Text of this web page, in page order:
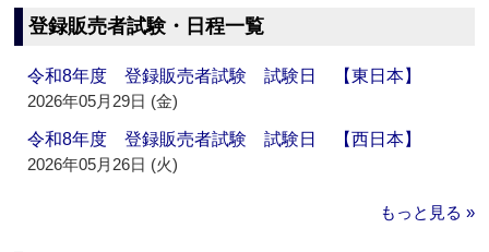
登録販売者試験・日程一覧
令和8年度 登録販売者試験 試験日 【東日本】
2026年05月29日 (金)
令和8年度 登録販売者試験 試験日 【西日本】
2026年05月26日 (火)
もっと見る »